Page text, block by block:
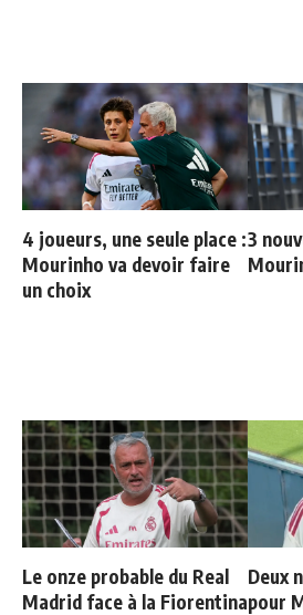
4 joueurs, une seule place :
Mourinho va devoir faire
un choix
3
Le onze probable du Real
Madrid face à la Fiorentina
Deux
pour